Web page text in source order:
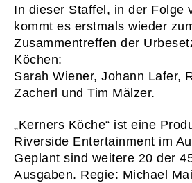
In dieser Staffel, in der Folge
kommt es erstmals wieder
Zusammentreffen der
Köchen:
Sarah Wiener, Johann Lafer,
Zacherl und Tim Mälzer.
„Kerners Köche“ ist eine
Riverside Entertainment im
Geplant sind weitere 20 der
Ausgaben. Regie: Michael